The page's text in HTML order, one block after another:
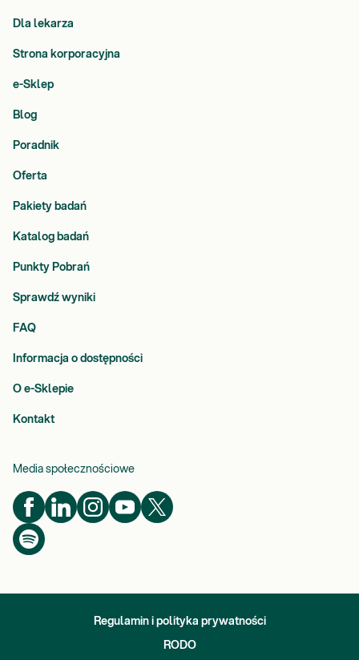
Dla lekarza
Strona korporacyjna
e-Sklep
Blog
Poradnik
Oferta
Pakiety badań
Katalog badań
Punkty Pobrań
Sprawdź wyniki
FAQ
Informacja o dostępności
O e-Sklepie
Kontakt
Media społecznościowe
Regulamin i polityka prywatności
RODO